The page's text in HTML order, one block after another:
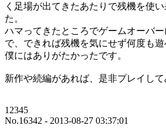
く足場が出てきたあたりで残機を使
た。
ハマってきたところでゲームオーバ
で、できれば残機を気にせず何度も遊
僕にはありがたかったです。
新作や続編があれば、是非プレイして
12345
No.16342 - 2013-08-27 03:37:01